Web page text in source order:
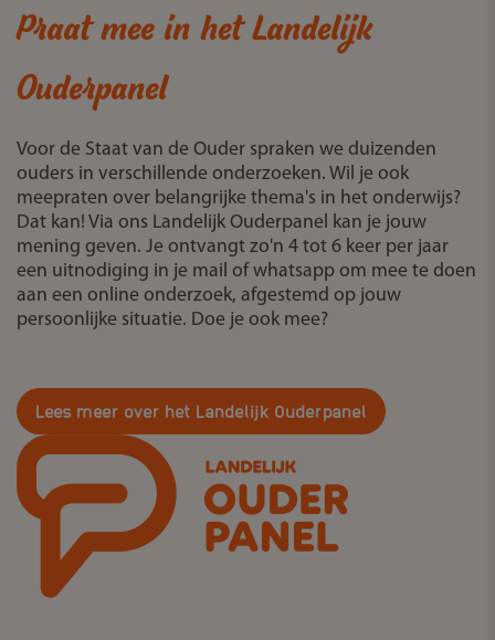
Praat mee in het Landelijk
Ouderpanel
Voor de Staat van de Ouder spraken we duizenden
ouders in verschillende onderzoeken. Wil je ook
meepraten over belangrijke thema's in het onderwijs?
Dat kan! Via ons Landelijk Ouderpanel kan je jouw
mening geven. Je ontvangt zo'n 4 tot 6 keer per jaar
een uitnodiging in je mail of whatsapp om mee te doen
aan een online onderzoek, afgestemd op jouw
persoonlijke situatie. Doe je ook mee?
Lees meer over het Landelijk Ouderpanel